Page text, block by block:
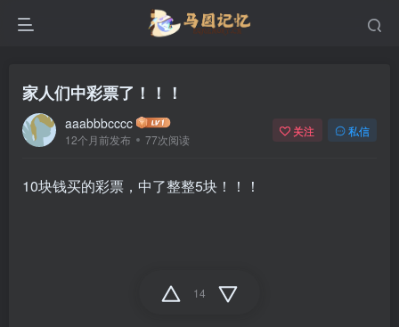
家人们中彩票了！！！
aaabbbcccc
12个月前发布 77次阅读
关注 私信
10块钱买的彩票，中了整整5块！！！
14